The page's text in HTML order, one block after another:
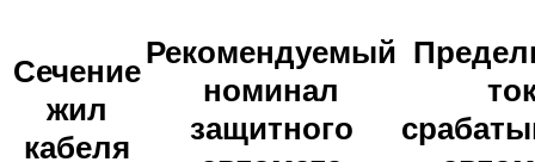
Сечение
жил
кабеля
Рекомендуемый
номинал
защитного